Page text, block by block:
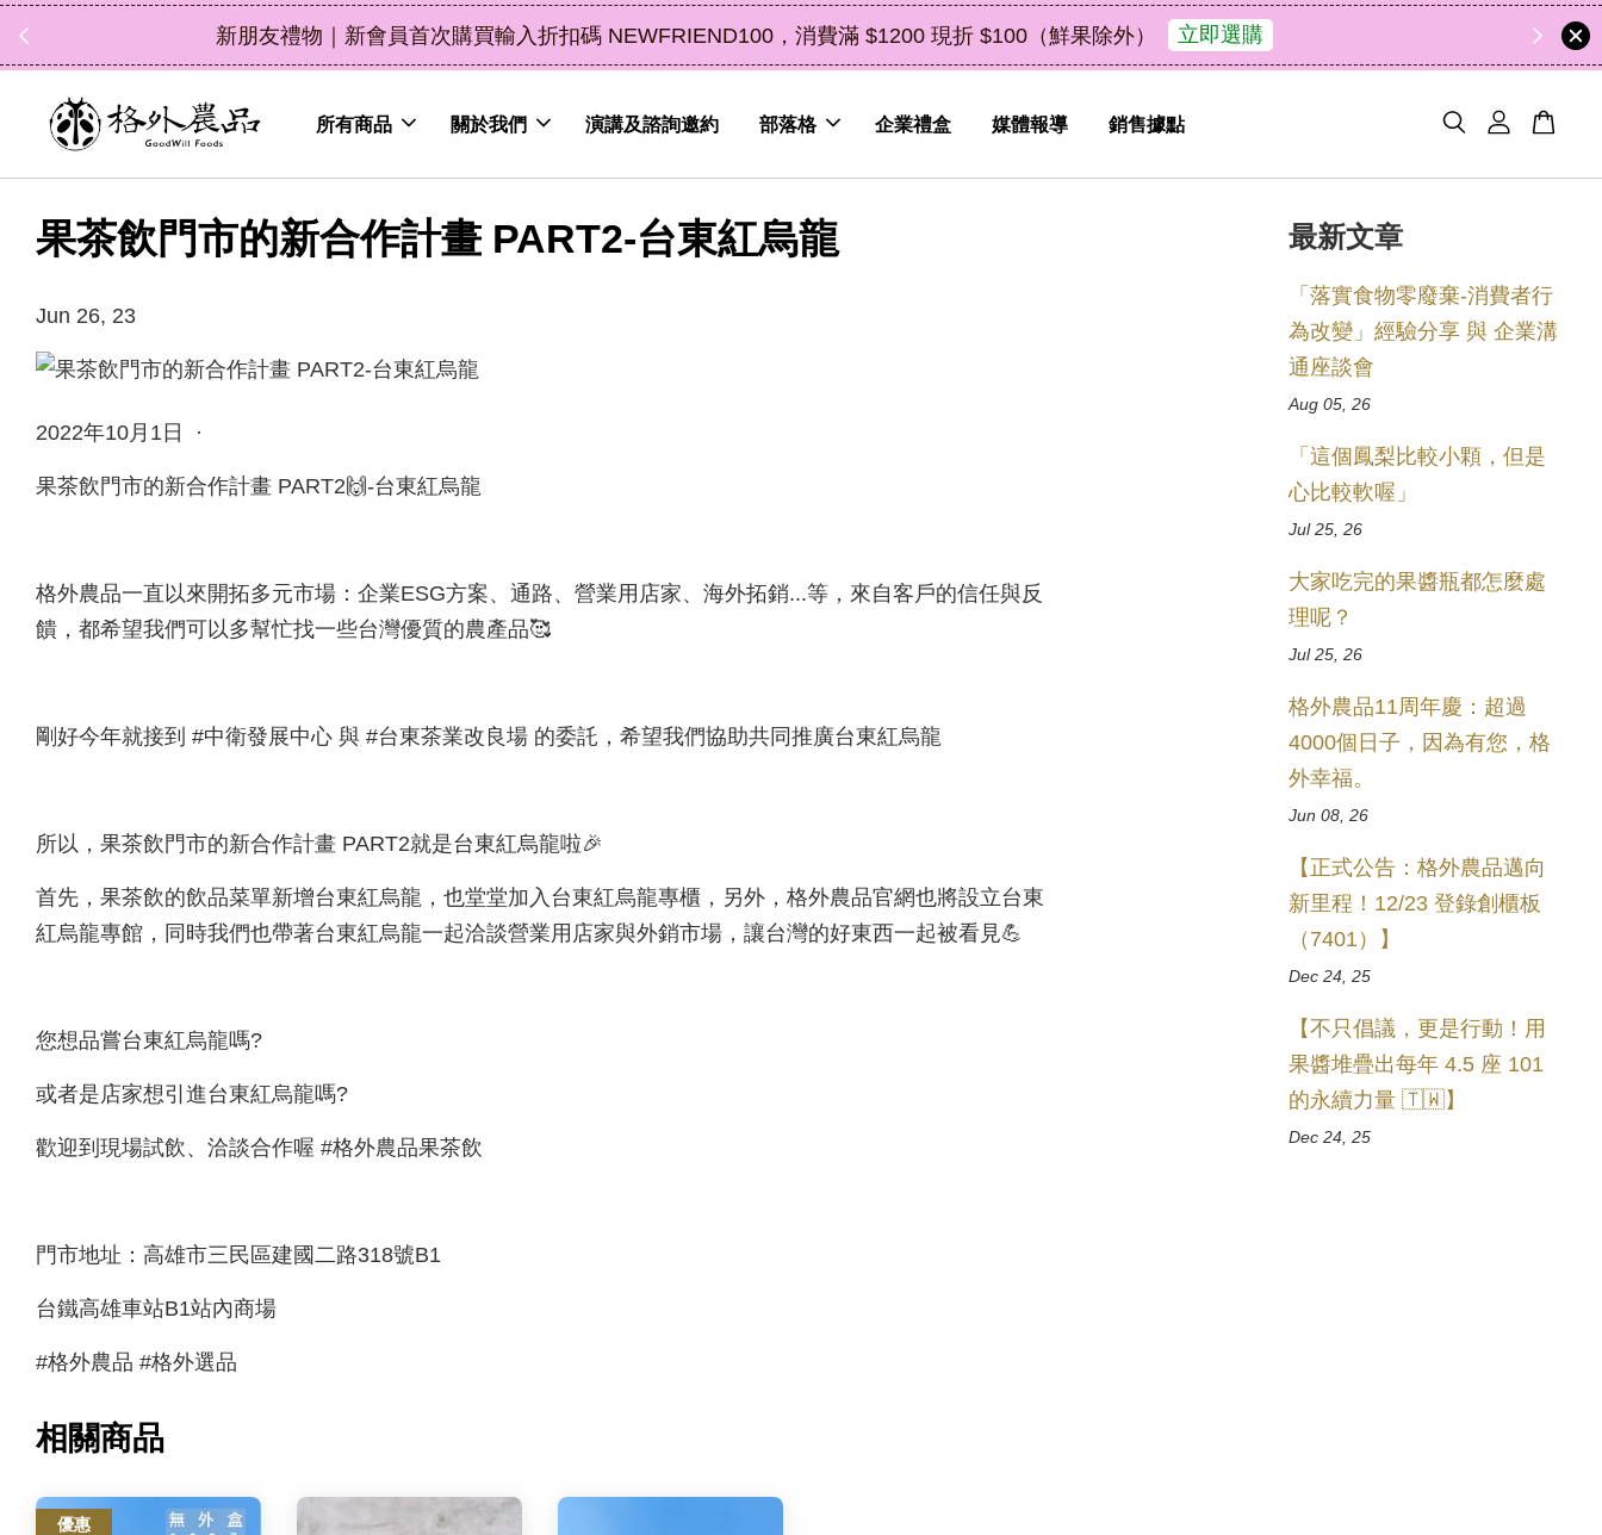
中秋禮盒新上市｜橘皮植萃永續好禮，解油去味・送禮自用兩相宜 了解詳情 48
天
4
小時
24
分鐘
17
秒
所有商品 關於我們 演講及諮詢邀約 部落格 企業禮盒 媒體報導 銷售據點
果茶飲門市的新合作計畫 PART2-台東紅烏龍
Jun 26, 23
2022年10月1日 ·
果茶飲門市的新合作計畫 PART2🙌-台東紅烏龍
格外農品一直以來開拓多元市場：企業ESG方案、通路、營業用店家、海外拓銷...等，來自客戶的信任與反
饋，都希望我們可以多幫忙找一些台灣優質的農產品🥰
剛好今年就接到 #中衛發展中心 與 #台東茶業改良場 的委託，希望我們協助共同推廣台東紅烏龍
所以，果茶飲門市的新合作計畫 PART2就是台東紅烏龍啦🎉
首先，果茶飲的飲品菜單新增台東紅烏龍，也堂堂加入台東紅烏龍專櫃，另外，格外農品官網也將設立台東
紅烏龍專館，同時我們也帶著台東紅烏龍一起洽談營業用店家與外銷市場，讓台灣的好東西一起被看見💪
您想品嘗台東紅烏龍嗎?
或者是店家想引進台東紅烏龍嗎?
歡迎到現場試飲、洽談合作喔 #格外農品果茶飲
門市地址：高雄市三民區建國二路318號B1
台鐵高雄車站B1站內商場
#格外農品 #格外選品
相關商品
優惠
最新文章
「落實食物零廢棄-消費者行
為改變」經驗分享 與 企業溝
通座談會
Aug 05, 26
「這個鳳梨比較小顆，但是
心比較軟喔」
Jul 25, 26
大家吃完的果醬瓶都怎麼處
理呢？
Jul 25, 26
格外農品11周年慶：超過
4000個日子，因為有您，格
外幸福。
Jun 08, 26
【正式公告：格外農品邁向
新里程！12/23 登錄創櫃板
（7401）】
Dec 24, 25
【不只倡議，更是行動！用
果醬堆疊出每年 4.5 座 101
的永續力量 🇹🇼】
Dec 24, 25